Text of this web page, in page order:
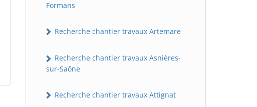
Formans
Recherche chantier travaux Artemare
Recherche chantier travaux Asnières-
sur-Saône
Recherche chantier travaux Attignat